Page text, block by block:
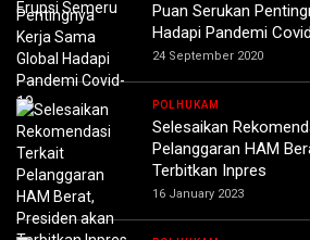
Puan Serukan
Hadapi Pandemi
24 September 2020
POLHUKAM
Selesaikan
Pelanggaran HAM
Terbitkan Inpres
16 January 2023